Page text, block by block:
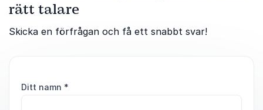
rätt talare
Skicka en förfrågan och få ett snabbt svar!
Ditt namn *